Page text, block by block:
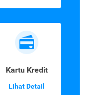
Kartu Kredit
Lihat Detail